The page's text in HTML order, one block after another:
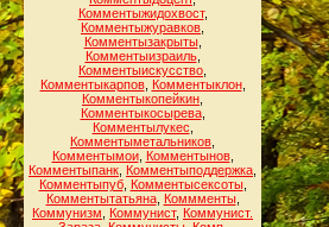
Комментыжидохвост,
Комментыжуравков
Комментызакрыты,
Комментыизраиль,
Комментыискусство
Комментыкарпов, Комментыклон,
Комментыкопейкин
Комментыкосырева,
Комментылукес
Комментыметальников
Комментымои, Комментынов,
Комментыпанк Комментыподдержка
Комментыпуб, Комментысексоты,
Комментытатьяна, Коммменты,
Коммунизм
Коммунист, Коммунист.